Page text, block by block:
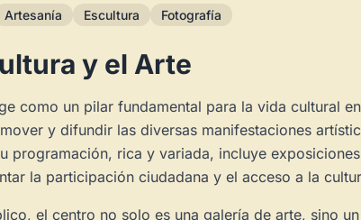
Artesanía Escultura Fotografía
y el Arte
como un pilar fundamental para la vida cultural
y difundir las diversas manifestaciones
programación, rica y variada, incluye
la participación ciudadana y el acceso a la
el centro no solo es una galería de arte, sino un